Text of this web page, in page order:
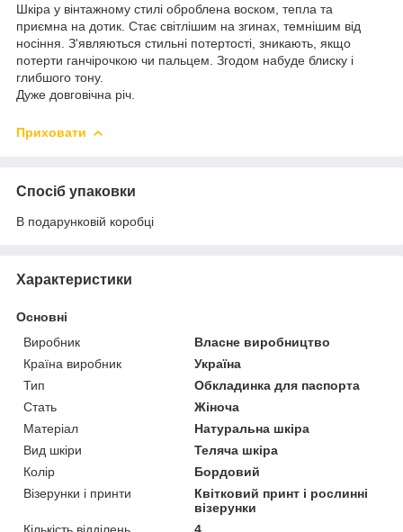
Шкіра у вінтажному стилі оброблена воском, тепла та
приємна на дотик. Стає світлішим на згинах, темнішим від
носіння. З'являються стильні потертості, зникають, якщо
потерти ганчірочкою чи пальцем. Згодом набуде блиску і
глибшого тону.
Дуже довговічна річ.
Приховати
Спосіб упаковки
В подарунковій коробці
Характеристики
Основні
Виробник
Власне виробництво
Країна виробник
Україна
Тип
Обкладинка для паспорта
Стать
Жіноча
Матеріал
Натуральна шкіра
Вид шкіри
Теляча шкіра
Колір
Бордовий
Візерунки і принти
Квітковий принт і рослинні
візерунки
Кількість відділень
4